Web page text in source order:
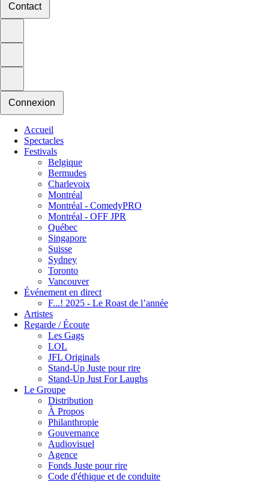
Contact
Connexion
Accueil
Spectacles
Festivals
Belgique
Bermudes
Charlevoix
Montréal
Montréal - ComedyPRO
Montréal - OFF JPR
Québec
Singapore
Suisse
Sydney
Toronto
Vancouver
Événement en direct
F...! 2025 - Le Roast de l’année
Artistes
Regarde / Écoute
Les Gags
LOL
JFL Originals
Stand-Up Juste pour rire
Stand-Up Just For Laughs
Le Groupe
Distribution
À Propos
Philanthropie
Gouvernance
Audiovisuel
Agence
Fonds Juste pour rire
Code d'éthique et de conduite